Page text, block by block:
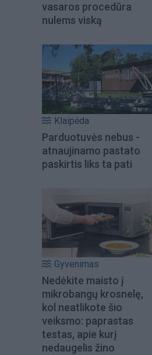
vasaros procedūra
nulems viską
Klaipėda
Parduotuvės nebus -
atnaujinamo pastato
paskirtis liks ta pati
Gyvenimas
Nedėkite maisto į
mikrobangų krosnelę,
kol neatlikote šio
veiksmo: paprastas
testas, apie kurį
nedaugelis žino